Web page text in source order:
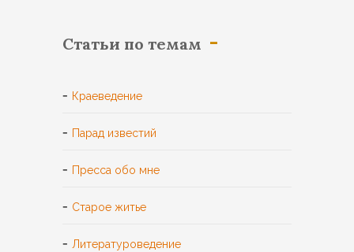
Статьи по темам
Краеведение
Парад известий
Пресса обо мне
Старое житье
Литературоведение